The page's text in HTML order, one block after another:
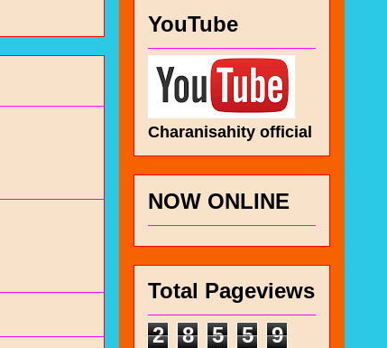
YouTube
Charanisahity official
NOW ONLINE
Total Pageviews
2
8 5 5
9